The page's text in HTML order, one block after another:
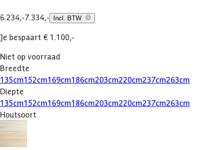
6.234,-7.334,- Incl. BTW
Je bespaart € 1.100,-
Niet op voorraad
Breedte
135cm152cm169cm186cm203cm220cm237cm263cm
Diepte
135cm152cm169cm186cm203cm220cm237cm263cm
Houtsoort